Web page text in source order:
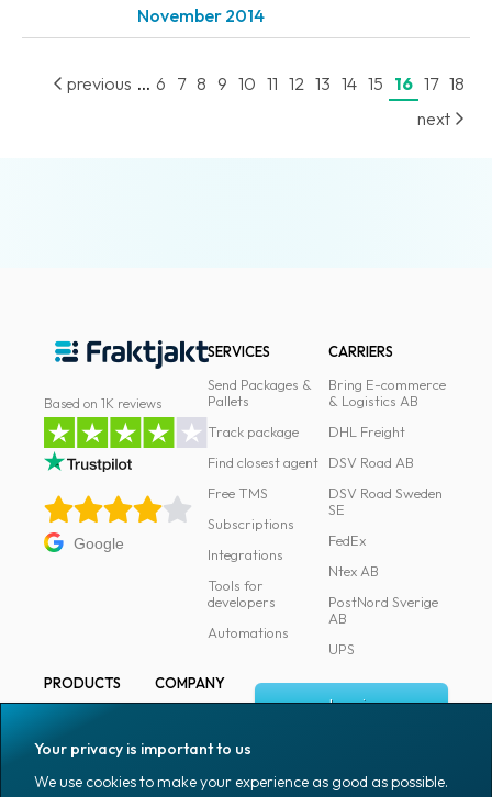
Terms
conditions
November 2014
previous ... 6 7 8 9 10 11 12 13 14 15 16 17 18
next
Based on 1K reviews
Google
SERVICES
Send Packages &
Pallets
Track package
Find closest agent
Free TMS
Subscriptions
Integrations
Tools for
developers
Automations
CARRIERS
Bring E-commerce
& Logistics AB
DHL Freight
DSV Road AB
DSV Road Sweden
SE
FedEx
Ntex AB
PostNord Sverige
AB
UPS
PRODUCTS
Marking
Packaging
COMPANY
Media
Log in
Sign up
Your privacy is important to us
We use cookies to make your experience as good as possible.